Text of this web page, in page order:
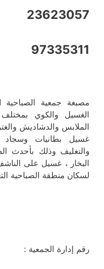
23623057
97335311
مصبغة جمعية الصباحية
الغسيل والكوي
الملابس والدشاديش
غسيل بطانيات وسجاد
والتغليف وذلك بأحدث
البخار ، غسيل على
لسكان منطقة الصباحية
رقم إدارة الجمعية :